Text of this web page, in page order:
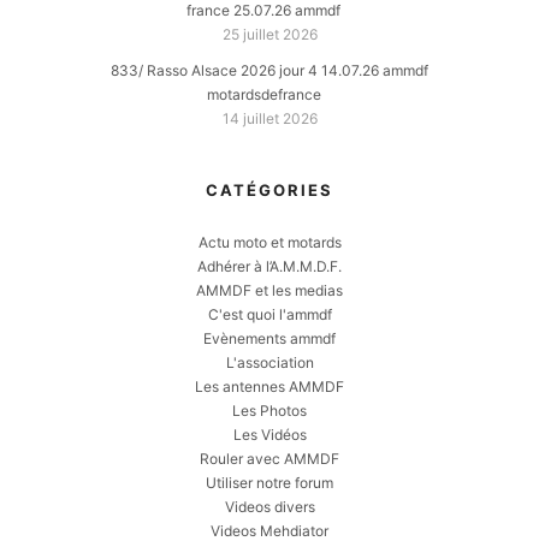
france 25.07.26 ammdf
25 juillet 2026
833/ Rasso Alsace 2026 jour 4 14.07.26 ammdf
motardsdefrance
14 juillet 2026
CATÉGORIES
Actu moto et motards
Adhérer à l’A.M.M.D.F.
AMMDF et les medias
C'est quoi l'ammdf
Evènements ammdf
L'association
Les antennes AMMDF
Les Photos
Les Vidéos
Rouler avec AMMDF
Utiliser notre forum
Videos divers
Videos Mehdiator